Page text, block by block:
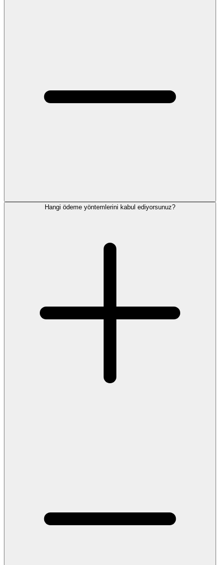
Hangi ödeme yöntemlerini kabul ediyorsunuz?